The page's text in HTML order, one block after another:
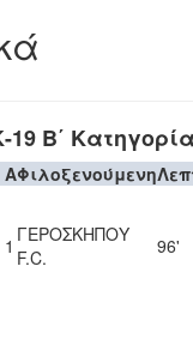
Β΄
AΦιλοξενούμενη
1 ΓΕΡΟΣΚΗΠΟΥ
F.C.
96'